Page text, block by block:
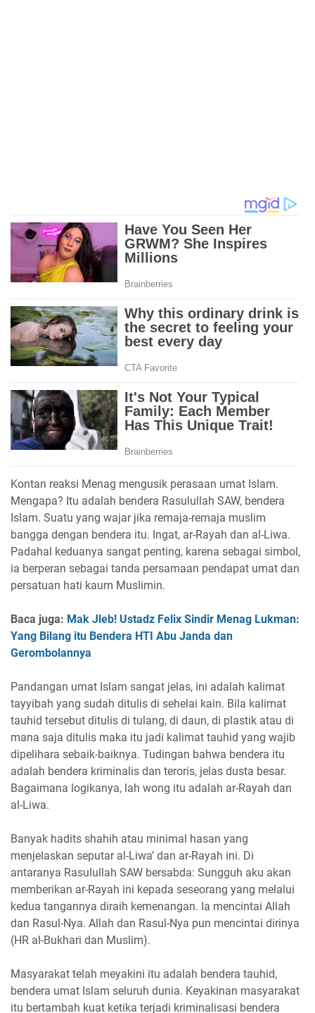
Kontan reaksi Menag mengusik perasaan umat Islam.
Mengapa? Itu adalah bendera Rasulullah SAW, bendera
Islam. Suatu yang wajar jika remaja-remaja muslim
bangga dengan bendera itu. Ingat, ar-Rayah dan al-Liwa.
Padahal keduanya sangat penting, karena sebagai simbol,
ia berperan sebagai tanda persamaan pendapat umat dan
persatuan hati kaum Muslimin.
Baca juga: Mak Jleb! Ustadz Felix Sindir Menag Lukman:
Yang Bilang itu Bendera HTI Abu Janda dan
Gerombolannya
Pandangan umat Islam sangat jelas, ini adalah kalimat
tayyibah yang sudah ditulis di sehelai kain. Bila kalimat
tauhid tersebut ditulis di tulang, di daun, di plastik atau di
mana saja ditulis maka itu jadi kalimat tauhid yang wajib
dipelihara sebaik-baiknya. Tudingan bahwa bendera itu
adalah bendera kriminalis dan teroris, jelas dusta besar.
Bagaimana logikanya, lah wong itu adalah ar-Rayah dan
al-Liwa.
Banyak hadits shahih atau minimal hasan yang
menjelaskan seputar al-Liwa’ dan ar-Rayah ini. Di
antaranya Rasulullah SAW bersabda: Sungguh aku akan
memberikan ar-Rayah ini kepada seseorang yang melalui
kedua tangannya diraih kemenangan. Ia mencintai Allah
dan Rasul-Nya. Allah dan Rasul-Nya pun mencintai dirinya
(HR al-Bukhari dan Muslim).
Masyarakat telah meyakini itu adalah bendera tauhid,
bendera umat Islam seluruh dunia. Keyakinan masyarakat
itu bertambah kuat ketika terjadi kriminalisasi bendera